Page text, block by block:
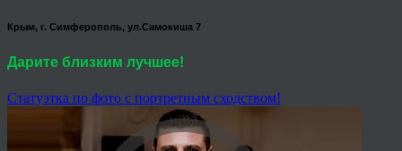
Крым, г. Симферополь, ул.Самокиша 7
Дарите близким лучшее!
Статуэтка по фото с портретным сходством!